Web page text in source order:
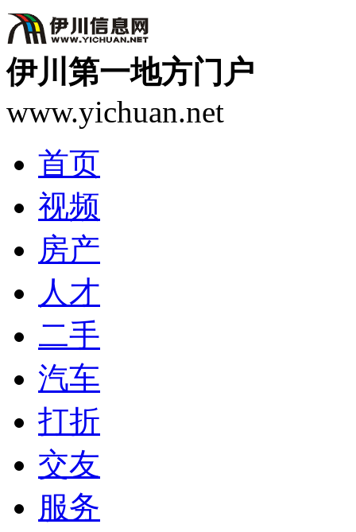
伊川第一地方门户
www.yichuan.net
首页
视频
房产
人才
二手
汽车
打折
交友
服务